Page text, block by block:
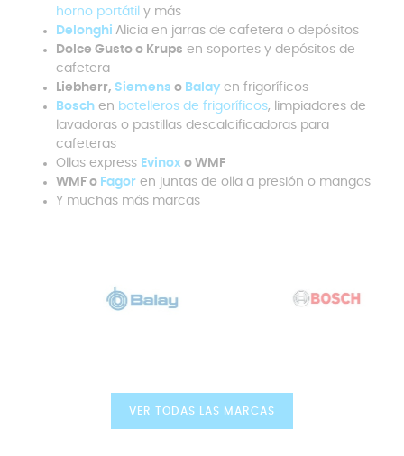
horno portátil y más
Delonghi Alicia en jarras de cafetera o depósitos
Dolce Gusto o Krups en soportes y depósitos de
cafetera
Liebherr, Siemens o Balay en frigoríficos
Bosch en botelleros de frigoríficos, limpiadores de
lavadoras o pastillas descalcificadoras para
cafeteras
Ollas express Evinox o WMF
WMF o Fagor en juntas de olla a presión o mangos
Y muchas más marcas
VER TODAS LAS MARCAS